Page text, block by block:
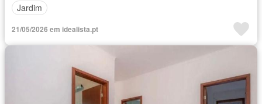
Jardim
21/05/2026 em idealista.pt